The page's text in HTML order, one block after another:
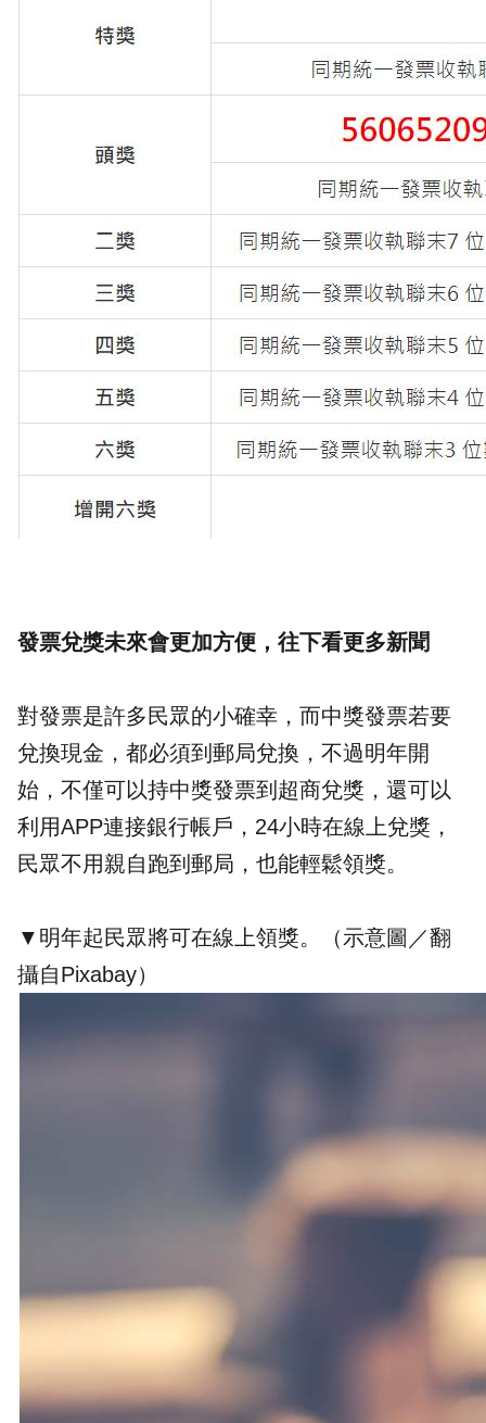
發票兌獎未來會更加方便，往下看更多新聞
對發票是許多民眾的小確幸，而中獎發票若要
兌換現金，都必須到郵局兌換，不過明年開
始，不僅可以持中獎發票到超商兌獎，還可以
利用APP連接銀行帳戶，24小時在線上兌獎，
民眾不用親自跑到郵局，也能輕鬆領獎。
▼明年起民眾將可在線上領獎。（示意圖／翻
攝自Pixabay）